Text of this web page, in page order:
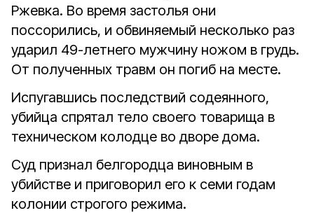
Ржевка. Во время застолья они
поссорились, и обвиняемый несколько раз
ударил 49-летнего мужчину ножом в грудь.
От полученных травм он погиб на месте.
Испугавшись последствий содеянного,
убийца спрятал тело своего товарища в
техническом колодце во дворе дома.
Суд признал белгородца виновным в
убийстве и приговорил его к семи годам
колонии строгого режима.